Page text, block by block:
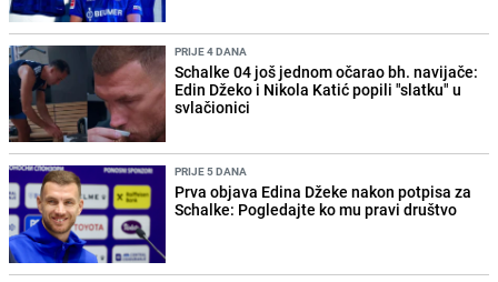
PRIJE 4 DANA
Schalke 04 još jednom očarao bh. navijače:
Edin Džeko i Nikola Katić popili "slatku" u
svlačionici
PRIJE 5 DANA
Prva objava Edina Džeke nakon potpisa za
Schalke: Pogledajte ko mu pravi društvo